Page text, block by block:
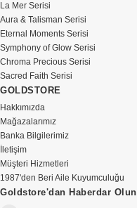
La Mer Serisi
Aura & Talisman Serisi
Eternal Moments Serisi
Symphony of Glow Serisi
Chroma Precious Serisi
Sacred Faith Serisi
GOLDSTORE
Hakkımızda
Mağazalarımız
Banka Bilgilerimiz
İletişim
Müşteri Hizmetleri
1987'den Beri Aile Kuyumculuğu
Goldstore'dan Haberdar Olun